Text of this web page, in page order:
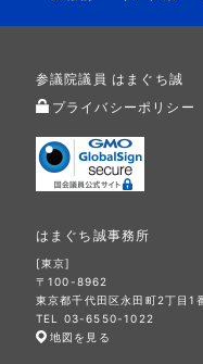
参議院議員 はまぐち誠
プライバシーポリシー
はまぐち誠事務所
[東京]
〒100-8962
東京都千代田区永田町2丁目1
TEL 03-6550-1022
地図を見る